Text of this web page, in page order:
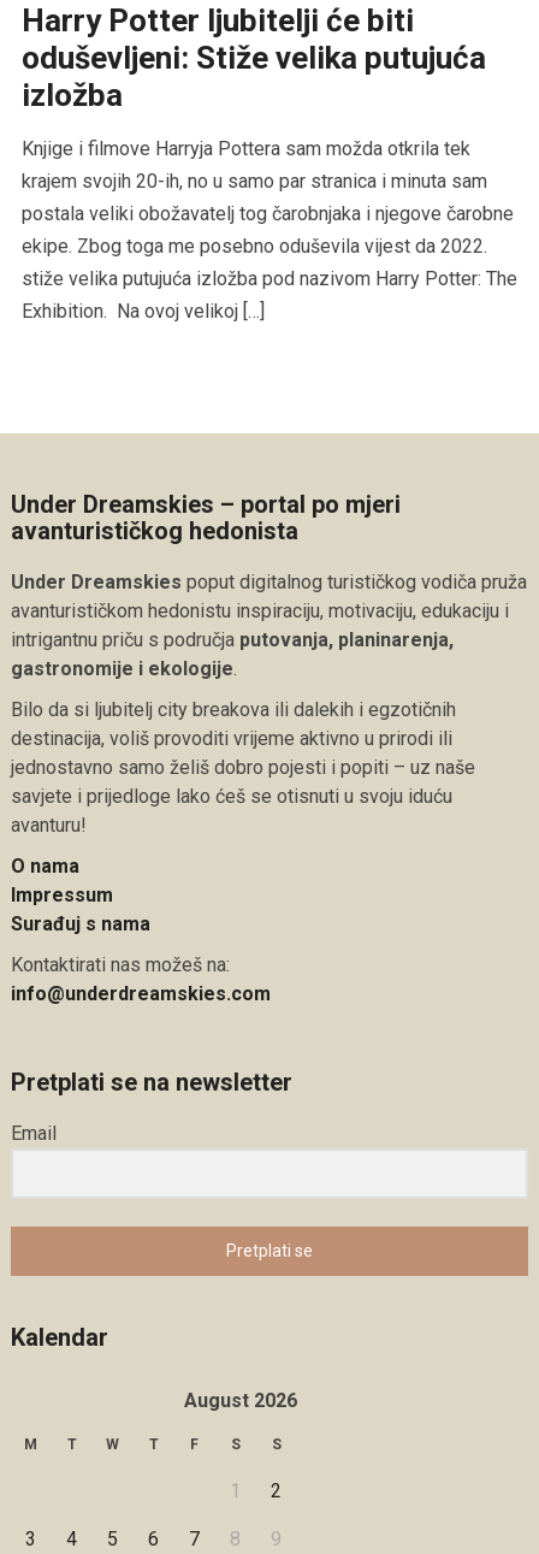
Harry Potter ljubitelji će biti
oduševljeni: Stiže velika putujuća
izložba
Knjige i filmove Harryja Pottera sam možda otkrila tek
krajem svojih 20-ih, no u samo par stranica i minuta sam
postala veliki obožavatelj tog čarobnjaka i njegove čarobne
ekipe. Zbog toga me posebno oduševila vijest da 2022.
stiže velika putujuća izložba pod nazivom Harry Potter: The
Exhibition. Na ovoj velikoj […]
Under Dreamskies – portal po mjeri
avanturističkog hedonista
Under Dreamskies poput digitalnog turističkog vodiča pruža
avanturističkom hedonistu inspiraciju, motivaciju, edukaciju i
intrigantnu priču s područja putovanja, planinarenja,
gastronomije i ekologije.
Bilo da si ljubitelj city breakova ili dalekih i egzotičnih
destinacija, voliš provoditi vrijeme aktivno u prirodi ili
jednostavno samo želiš dobro pojesti i popiti – uz naše
savjete i prijedloge lako ćeš se otisnuti u svoju iduću
avanturu!
O nama
Impressum
Surađuj s nama
Kontaktirati nas možeš na:
info@underdreamskies.com
Pretplati se na newsletter
Email
Pretplati se
Kalendar
August 2026
M T W T F S S
1 2
3 4 5 6 7 8 9